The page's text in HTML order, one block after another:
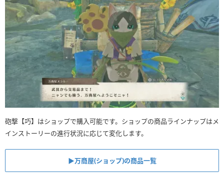
砲撃【巧】はショップで購入可能です。ショップの商品ラインナップはメ
インストーリーの進行状況に応じて変化します。
▶︎万商屋(ショップ)の商品一覧